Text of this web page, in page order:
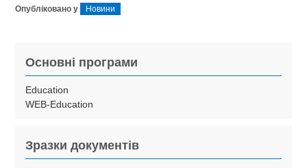
Опубліковано у Новини
Основні програми
Education
WEB-Education
Зразки документів